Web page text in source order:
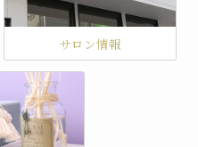
サロン情報